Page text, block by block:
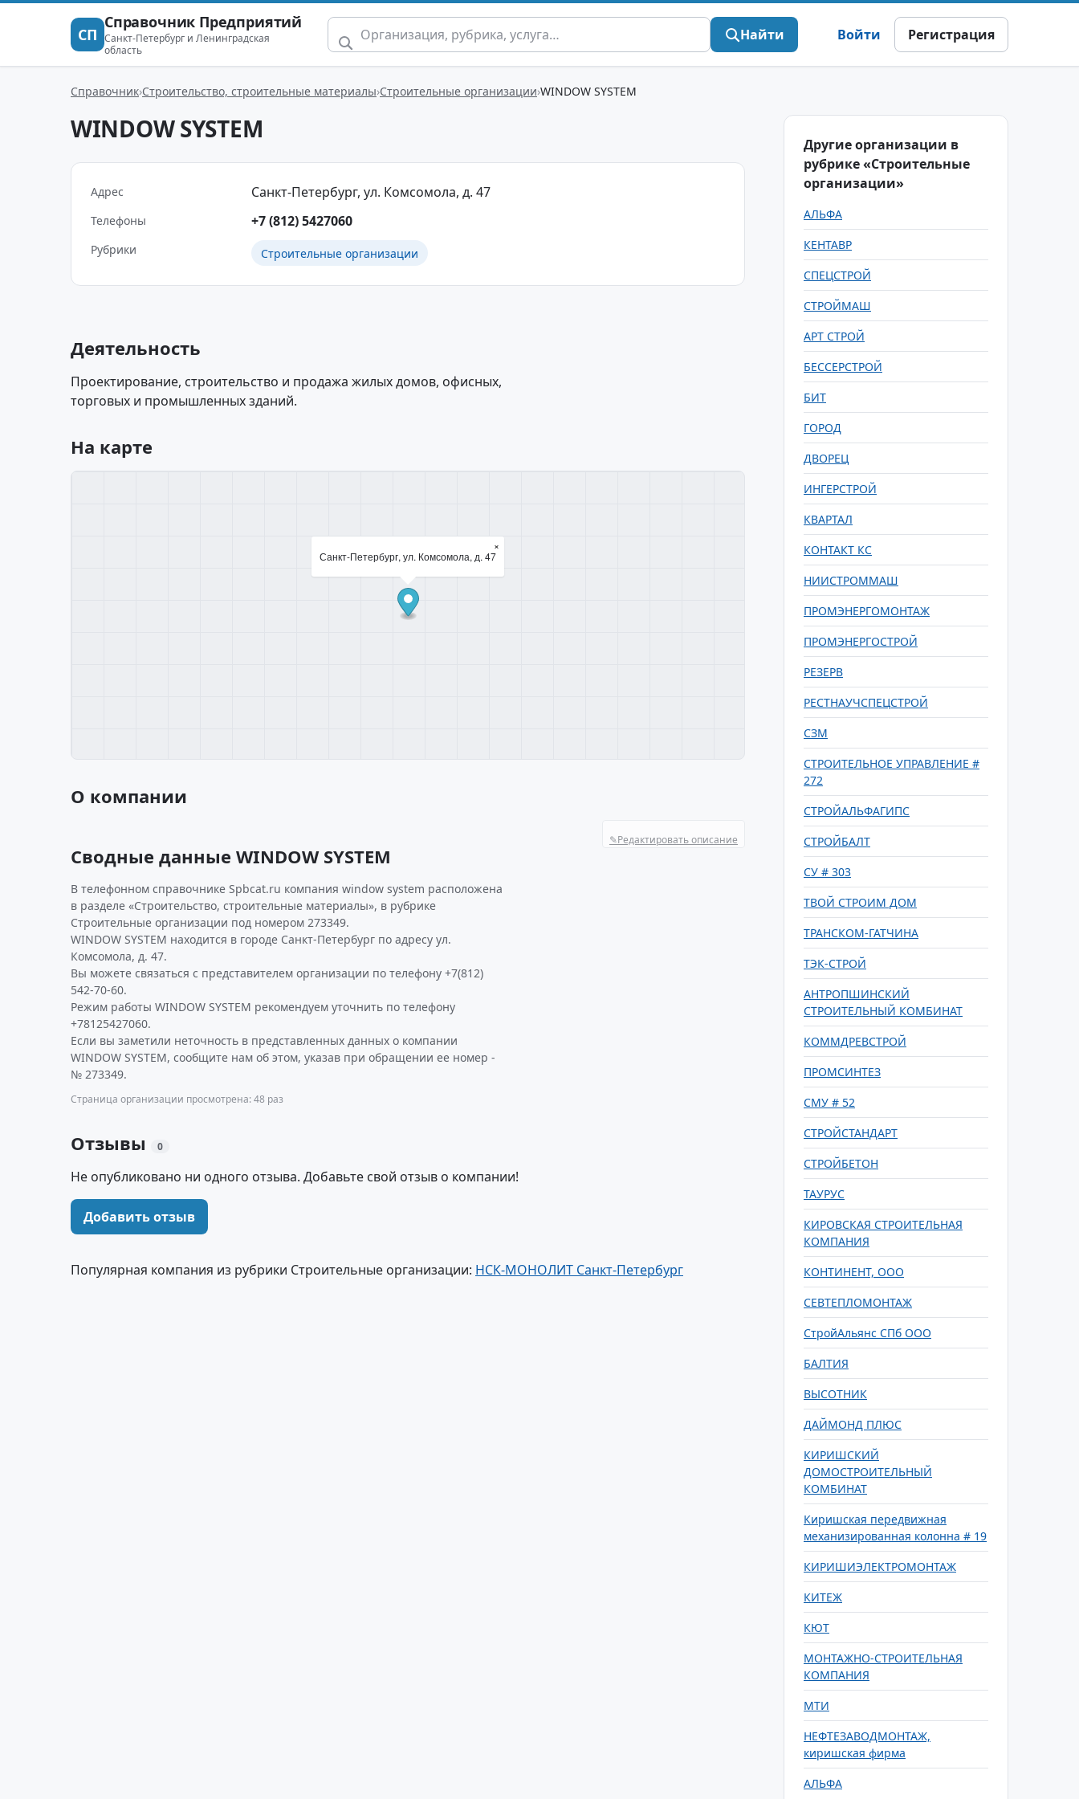
СП
Справочник Предприятий
Санкт-Петербург и Ленинградская
область
Найти Войти Регистрация
Справочник Строительство, строительные материалы Строительные организации WINDOW SYSTEM
WINDOW SYSTEM
Адрес Санкт-Петербург, ул. Комсомола, д. 47
Телефоны +7 (812) 5427060
Рубрики Строительные организации
Деятельность
Проектирование, строительство и продажа жилых домов, офисных,
торговых и промышленных зданий.
На карте
Санкт-Петербург, ул. Комсомола, д. 47
×
О компании
✎Редактировать описание
Сводные данные WINDOW SYSTEM
В телефонном справочнике Spbcat.ru компания window system расположена
в разделе «Строительство, строительные материалы», в рубрике
Строительные организации под номером 273349.
WINDOW SYSTEM находится в городе Санкт-Петербург по адресу ул.
Комсомола, д. 47.
Вы можете связаться с представителем организации по телефону +7(812)
542-70-60.
Режим работы WINDOW SYSTEM рекомендуем уточнить по телефону
+78125427060.
Если вы заметили неточность в представленных данных о компании
WINDOW SYSTEM, сообщите нам об этом, указав при обращении ее номер -
№ 273349.
Страница организации просмотрена: 48 раз
Отзывы 0
Не опубликовано ни одного отзыва. Добавьте свой отзыв о компании!
Добавить отзыв
Популярная компания из рубрики Строительные организации: НСК-МОНОЛИТ Санкт-Петербург
Другие организации в
рубрике «Строительные
организации»
АЛЬФА
КЕНТАВР
СПЕЦСТРОЙ
СТРОЙМАШ
АРТ СТРОЙ
БЕССЕРСТРОЙ
БИТ
ГОРОД
ДВОРЕЦ
ИНГЕРСТРОЙ
КВАРТАЛ
КОНТАКТ КС
НИИСТРОММАШ
ПРОМЭНЕРГОМОНТАЖ
ПРОМЭНЕРГОСТРОЙ
РЕЗЕРВ
РЕСТНАУЧСПЕЦСТРОЙ
СЗМ
СТРОИТЕЛЬНОЕ УПРАВЛЕНИЕ #
272
СТРОЙАЛЬФАГИПС
СТРОЙБАЛТ
СУ # 303
ТВОЙ СТРОИМ ДОМ
ТРАНСКОМ-ГАТЧИНА
ТЭК-СТРОЙ
АНТРОПШИНСКИЙ
СТРОИТЕЛЬНЫЙ КОМБИНАТ
КОММДРЕВСТРОЙ
ПРОМСИНТЕЗ
СМУ # 52
СТРОЙСТАНДАРТ
СТРОЙБЕТОН
ТАУРУС
КИРОВСКАЯ СТРОИТЕЛЬНАЯ
КОМПАНИЯ
КОНТИНЕНТ, ООО
СЕВТЕПЛОМОНТАЖ
СтройАльянс СПб ООО
БАЛТИЯ
ВЫСОТНИК
ДАЙМОНД ПЛЮС
КИРИШСКИЙ
ДОМОСТРОИТЕЛЬНЫЙ
КОМБИНАТ
Киришская передвижная
механизированная колонна # 19
КИРИШИЭЛЕКТРОМОНТАЖ
КИТЕЖ
КЮТ
МОНТАЖНО-СТРОИТЕЛЬНАЯ
КОМПАНИЯ
МТИ
НЕФТЕЗАВОДМОНТАЖ,
киришская фирма
АЛЬФА